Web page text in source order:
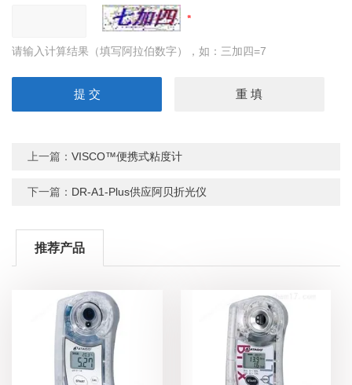
请输入计算结果（填写阿拉伯数字），如：三加四=7
上一篇：VISCO™便携式粘度计
下一篇： DR-A1-Plus供应阿贝折光仪
推荐产品